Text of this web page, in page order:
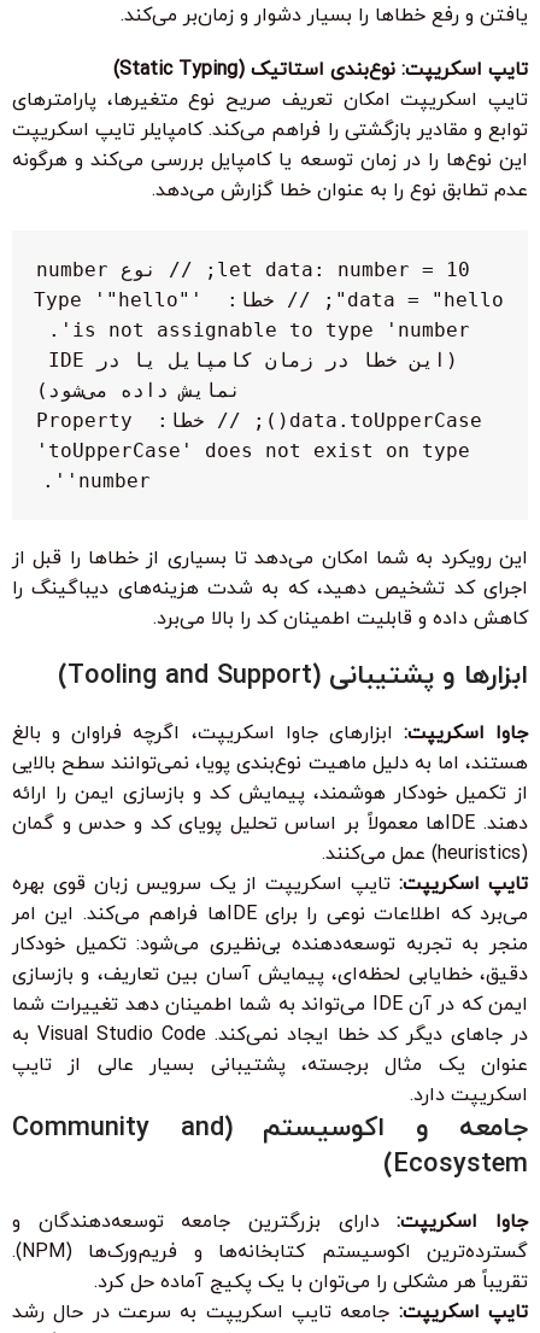
یافتن و رفع خطاها را بسیار دشوار و زمان‌بر می‌کند.
تایپ اسکریپت: نوع‌بندی استاتیک (Static Typing)
تایپ اسکریپت امکان تعریف صریح نوع متغیرها، پارامترهای
توابع و مقادیر بازگشتی را فراهم می‌کند. کامپایلر تایپ اسکریپت
این نوع‌ها را در زمان توسعه یا کامپایل بررسی می‌کند و هرگونه
عدم تطابق نوع را به عنوان خطا گزارش می‌دهد.
data = "hello"; // خطا: Type '"hello"'
data.toUpperCase(); // خطا: Property
'toUpperCase' does not exist on type
'number'.
این رویکرد به شما امکان می‌دهد تا بسیاری از خطاها را قبل از
اجرای کد تشخیص دهید، که به شدت هزینه‌های دیباگینگ را
کاهش داده و قابلیت اطمینان کد را بالا می‌برد.
ابزارها و پشتیبانی (Tooling and Support)
جاوا اسکریپت: ابزارهای جاوا اسکریپت، اگرچه فراوان و بالغ
هستند، اما به دلیل ماهیت نوع‌بندی پویا، نمی‌توانند سطح بالایی
از تکمیل خودکار هوشمند، پیمایش کد و بازسازی ایمن را ارائه
دهند. IDEها معمولاً بر اساس تحلیل پویای کد و حدس و گمان
(heuristics) عمل می‌کنند.
تایپ اسکریپت:تایپ اسکریپت از یک سرویس زبان قوی بهره
می‌برد که اطلاعات نوعی را برای IDEها فراهم می‌کند. این امر
منجر به تجربه توسعه‌دهنده بی‌نظیری می‌شود: تکمیل خودکار
دقیق، خطا‌یابی لحظه‌ای، پیمایش آسان بین تعاریف، و بازسازی
ایمن که در آن IDE می‌تواند به شما اطمینان دهد تغییرات شما
در جاهای دیگر کد خطا ایجاد نمی‌کند. Visual Studio Code به
عنوان یک مثال برجسته، پشتیبانی بسیار عالی از تایپ
اسکریپت دارد.
جامعه و اکوسیستم (Community and
Ecosystem)
جاوا اسکریپت:دارای بزرگترین جامعه توسعه‌دهندگان و
گسترده‌ترین اکوسیستم کتابخانه‌ها و فریم‌ورک‌ها (NPM).
تقریباً هر مشکلی را می‌توان با یک پکیج آماده حل کرد.
تایپ اسکریپت: جامعه تایپ اسکریپت به سرعت در حال رشد